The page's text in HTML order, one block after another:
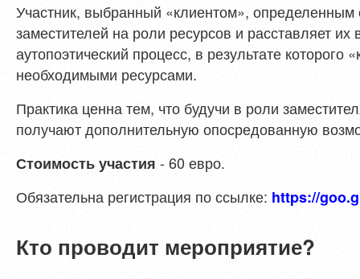
Участник, выбранный «клиентом», определенным
заместителей на роли ресурсов и расставляет
аутопоэтический процесс, в результате которого
необходимыми ресурсами.
Практика ценна тем, что будучи в роли
получают дополнительную опосредованную
Стоимость участия - 60 евро.
Обязательна регистрация по ссылке: https://
Кто проводит мероприятие?